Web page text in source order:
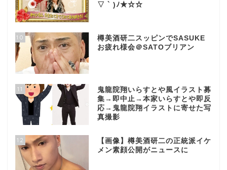
▽ ` )ﾉ★☆☆
10
樽美酒研二スッピンでSASUKE
お疲れ様会＠SATOブリアン
11
鬼龍院翔いらすとや風イラスト募
集→即中止→本家いらすとや即反
応→鬼龍院翔イラストに寄せた写
真撮影
12
【画像】樽美酒研二の正統派イケ
メン素顔公開がニュースに